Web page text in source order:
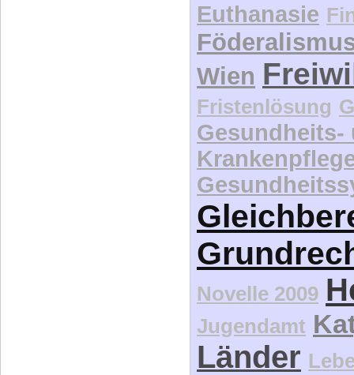
Euthanasie
Wien
Fristenlösung
Gesundheits-
Novelle 2009
Jugendamt
Länder